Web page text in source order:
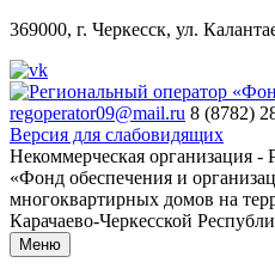
369000, г. Черкесск, ул.
regoperator09@mail.ru 8 (8782)
Версия для слабовидящих
Некоммерческая организация -
«Фонд обеспечения и
многоквартирных домов на
Карачаево-Черкесской
Меню